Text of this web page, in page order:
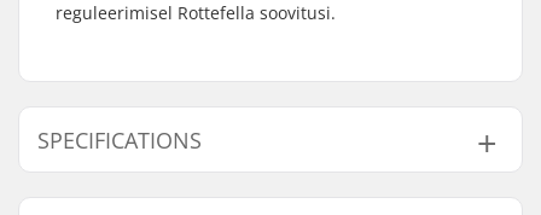
reguleerimisel Rottefella soovitusi.
SPECIFICATIONS
Sidemed tüüp:
Telemark NTN